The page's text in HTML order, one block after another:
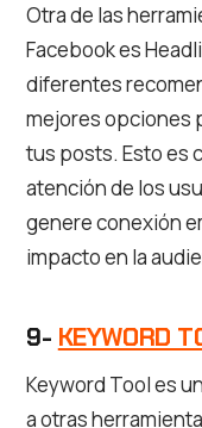
Otra de las
Facebook es
diferentes
mejores opciones
tus posts. Esto es
atención de los
genere conexión
impacto en la
9- KEYWORD
Keyword Tool es
a otras